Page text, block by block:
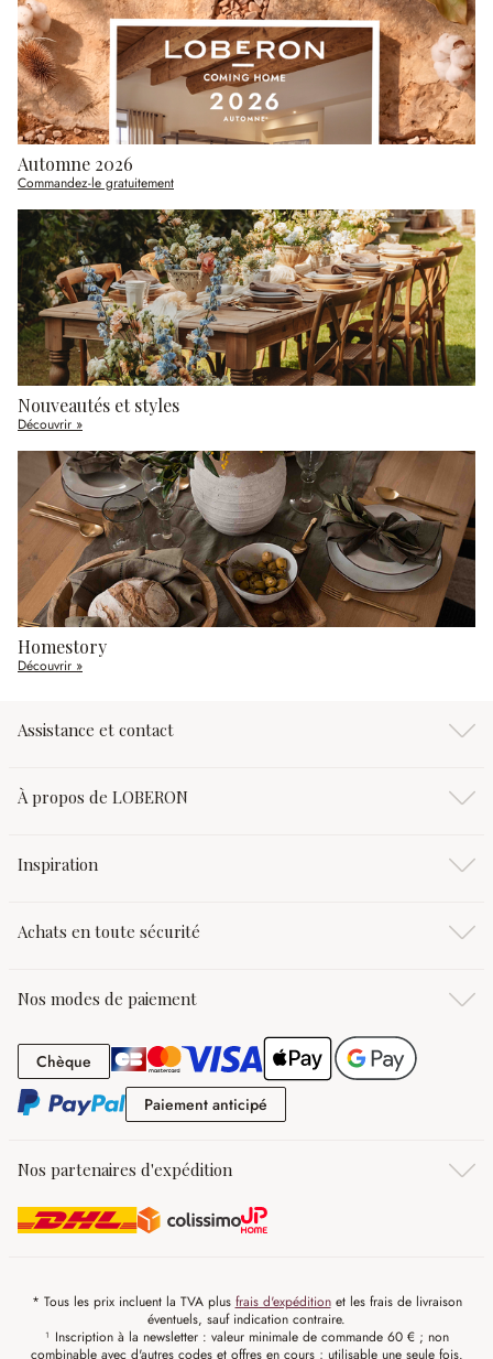
Automne 2026
Commandez-le gratuitement
Nouveautés et styles
Découvrir »
Homestory
Découvrir »
Assistance et contact
À propos de LOBERON
Inspiration
Achats en toute sécurité
Nos modes de paiement
Chèque Chèque
Paiement anticipé
Nos partenaires d'expédition
* Tous les prix incluent la TVA plus frais d'expéditionet les frais de livraison
éventuels, sauf indication contraire.
¹ Inscription à la newsletter : valeur minimale de commande 60 € ; non
combinable avec d'autres codes et offres en cours ; utilisable une seule fois.